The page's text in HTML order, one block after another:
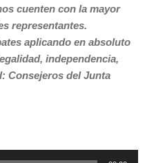
cuenten con la mayor
representantes.
aplicando en absoluto
independencia,
Consejeros del Junta